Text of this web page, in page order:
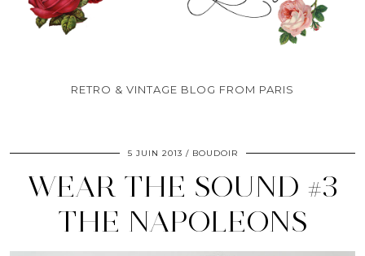
RETRO & VINTAGE BLOG FROM PARIS
5 JUIN 2013 BOUDOIR
WEAR THE SOUND #3
THE NAPOLEONS